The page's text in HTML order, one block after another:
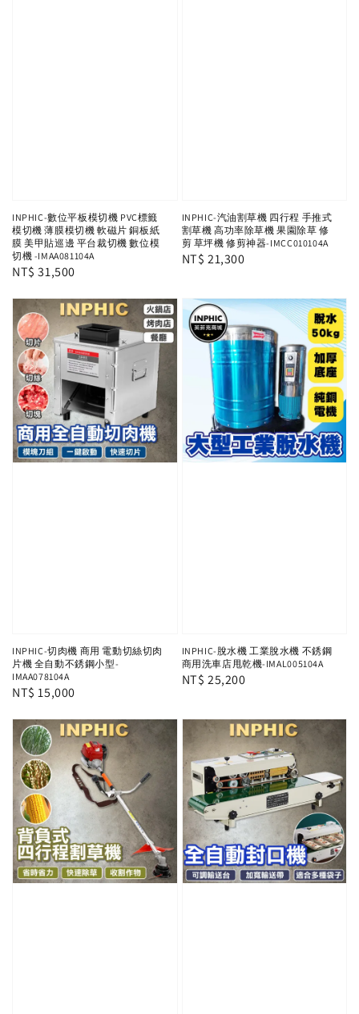
INPHIC-數位平板模切機 PVC標籤
模切機 薄膜模切機 軟磁片 銅板紙
膜 美甲貼巡邊 平台裁切機 數位模
切機 -IMAA081104A
Regular
NT$ 31,500
INPHIC-汽油割草機 四行程 手推式
割草機 高功率除草機 果園除草 修
剪 草坪機 修剪神器-IMCC010104A
Regular
NT$ 21,300
INPHIC-切肉機 商用 電動切絲切肉
片機 全自動不銹鋼小型-
IMAA078104A
Regular
NT$ 15,000
INPHIC-脫水機 工業脫水機 不銹鋼
商用洗車店甩乾機-IMAL005104A
Regular
NT$ 25,200